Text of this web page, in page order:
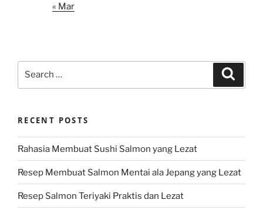
« Mar
RECENT POSTS
Rahasia Membuat Sushi Salmon yang Lezat
Resep Membuat Salmon Mentai ala Jepang yang Lezat
Resep Salmon Teriyaki Praktis dan Lezat